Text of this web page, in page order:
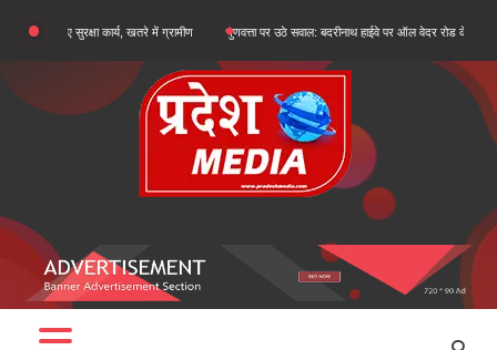
content
सुरक्षा कार्य, खतरे में ग्रामीण गुणवत्ता पर उठे सवाल: बदरीनाथ हाईवे पर ऑल वेदर रोड के सुधारीकरण कार्य